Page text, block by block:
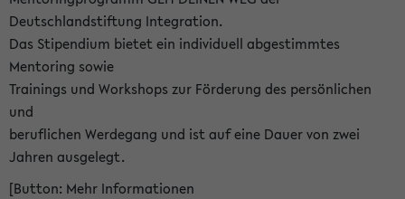
Deutschlandstiftung Integration.
Das Stipendium bietet ein individuell abgestimmtes
Mentoring sowie
Trainings und Workshops zur Förderung des persönlichen
und
beruflichen Werdegang und ist auf eine Dauer von zwei
Jahren ausgelegt.
[Button: Mehr Informationen